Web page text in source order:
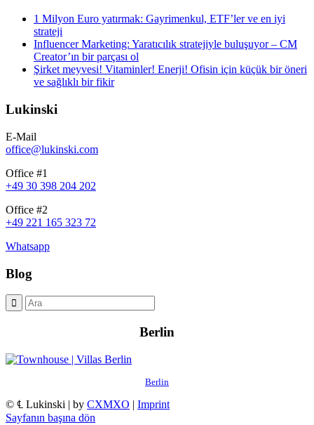
1 Milyon Euro yatırmak: Gayrimenkul, ETF’ler ve en iyi
strateji
Influencer Marketing: Yaratıcılık stratejiyle buluşuyor – CM
Creator’ın bir parçası ol
Şirket meyvesi! Vitaminler! Enerji! Ofisin için küçük bir öneri
ve sağlıklı bir fikir
Lukinski
E-Mail
office@lukinski.com
Office #1
+49 30 398 204 202
Office #2
+49 221 165 323 72
Whatsapp
Blog
Berlin
Berlin
© ℄ Lukinski | by CXMXO
Imprint
Sayfanın başına dön